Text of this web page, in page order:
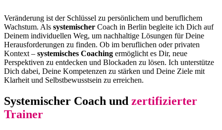
Veränderung ist der Schlüssel zu persönlichem und beruflichem
Wachstum. Als systemischer Coach in Berlin begleite ich Dich auf
Deinem individuellen Weg, um nachhaltige Lösungen für Deine
Herausforderungen zu finden. Ob im beruflichen oder privaten
Kontext – systemisches Coaching ermöglicht es Dir, neue
Perspektiven zu entdecken und Blockaden zu lösen. Ich unterstütze
Dich dabei, Deine Kompetenzen zu stärken und Deine Ziele mit
Klarheit und Selbstbewusstsein zu erreichen.
Systemischer Coach und zertifizierter
Trainer